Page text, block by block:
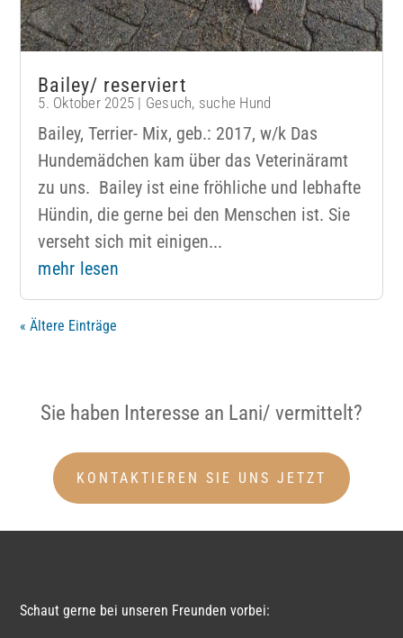
Bailey/ reserviert
5. Oktober 2025 | Gesuch, suche Hund
Bailey, Terrier- Mix, geb.: 2017, w/k Das
Hundemädchen kam über das Veterinäramt
zu uns. Bailey ist eine fröhliche und lebhafte
Hündin, die gerne bei den Menschen ist. Sie
verseht sich mit einigen...
mehr lesen
« Ältere Einträge
Sie haben Interesse an Lani/ vermittelt?
KONTAKTIEREN SIE UNS JETZT
Schaut gerne bei unseren Freunden vorbei: